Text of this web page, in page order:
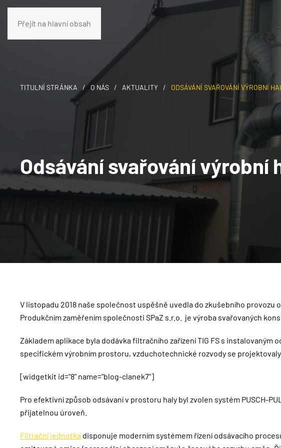
Přejít na hlavní obsah
TITULNÍ STRÁNKA O NÁS AKTUALITY ODSÁVÁNÍ SVAŘOVÁNÍ VÝROBNÍ
Odsávání svařování výrobní
V listopadu 2018 naše společnost uspěšně uvedla do zkušebního
Produkčním zaměřením společnosti SPaZ s.r.o. je výroba svařovaných
Základem aplikace byla dodávka filtračního zařízení TIG FS s
specifickém výrobním prostoru, vzduchotechnické rozvody se
[widgetkit id="8" name="blog-clanek7"]
Pro efektivní způsob odsávaní v prostoru haly byl zvolen systém PUSCH-
přijatelnou úroveň.
Filtrační jednotka disponuje moderním systémem řízení odsávacího